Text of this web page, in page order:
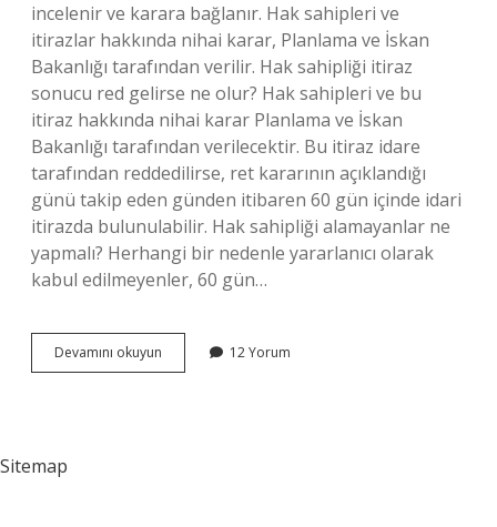
incelenir ve karara bağlanır. Hak sahipleri ve
itirazlar hakkında nihai karar, Planlama ve İskan
Bakanlığı tarafından verilir. Hak sahipliği itiraz
sonucu red gelirse ne olur? Hak sahipleri ve bu
itiraz hakkında nihai karar Planlama ve İskan
Bakanlığı tarafından verilecektir. Bu itiraz idare
tarafından reddedilirse, ret kararının açıklandığı
günü takip eden günden itibaren 60 gün içinde idari
itirazda bulunulabilir. Hak sahipliği alamayanlar ne
yapmalı? Herhangi bir nedenle yararlanıcı olarak
kabul edilmeyenler, 60 gün…
Devamını okuyun
Sahipliği
12 Yorum
Sitemap